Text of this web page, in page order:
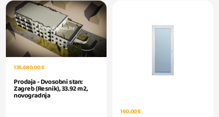
135.680,00 €
Prodaja - Dvosobni stan:
Zagreb (Resnik), 33.92 m2,
novogradnja
160,00 €